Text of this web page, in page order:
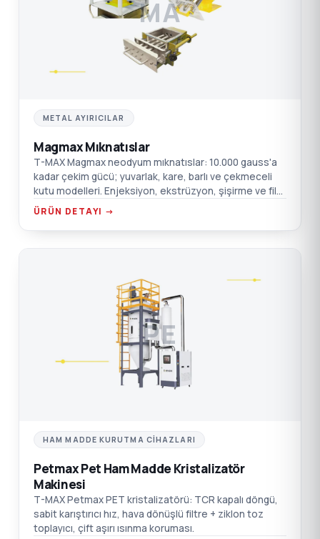
MA
METAL AYIRICILAR
Magmax Mıknatıslar
T-MAX Magmax neodyum mıknatıslar: 10.000 gauss'a
kadar çekim gücü; yuvarlak, kare, barlı ve çekmeceli
kutu modelleri. Enjeksiyon, ekstrüzyon, şişirme ve film
için.
ÜRÜN DETAYI →
PE
HAM MADDE KURUTMA CIHAZLARI
Petmax Pet Ham Madde Kristalizatör
Makinesi
T-MAX Petmax PET kristalizatörü: TCR kapalı döngü,
sabit karıştırıcı hız, hava dönüşlü filtre + ziklon toz
toplayıcı, çift aşırı ısınma koruması.